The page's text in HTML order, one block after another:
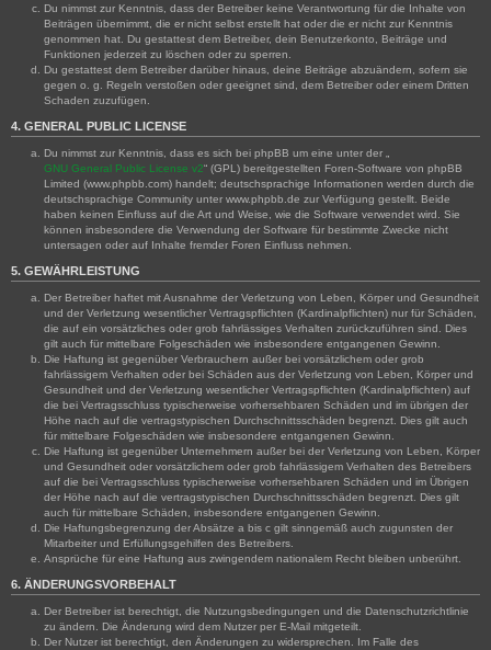
Du nimmst zur Kenntnis, dass der Betreiber keine Verantwortung für die Inhalte von
Beiträgen übernimmt, die er nicht selbst erstellt hat oder die er nicht zur Kenntnis
genommen hat. Du gestattest dem Betreiber, dein Benutzerkonto, Beiträge und
Funktionen jederzeit zu löschen oder zu sperren.
Du gestattest dem Betreiber darüber hinaus, deine Beiträge abzuändern, sofern sie
gegen o. g. Regeln verstoßen oder geeignet sind, dem Betreiber oder einem Dritten
Schaden zuzufügen.
4. GENERAL PUBLIC LICENSE
Du nimmst zur Kenntnis, dass es sich bei phpBB um eine unter der „
GNU General Public License v2“ (GPL) bereitgestellten Foren-Software von phpBB
Limited (www.phpbb.com) handelt; deutschsprachige Informationen werden durch die
deutschsprachige Community unter www.phpbb.de zur Verfügung gestellt. Beide
haben keinen Einfluss auf die Art und Weise, wie die Software verwendet wird. Sie
können insbesondere die Verwendung der Software für bestimmte Zwecke nicht
untersagen oder auf Inhalte fremder Foren Einfluss nehmen.
5. GEWÄHRLEISTUNG
Der Betreiber haftet mit Ausnahme der Verletzung von Leben, Körper und Gesundheit
und der Verletzung wesentlicher Vertragspflichten (Kardinalpflichten) nur für Schäden,
die auf ein vorsätzliches oder grob fahrlässiges Verhalten zurückzuführen sind. Dies
gilt auch für mittelbare Folgeschäden wie insbesondere entgangenen Gewinn.
Die Haftung ist gegenüber Verbrauchern außer bei vorsätzlichem oder grob
fahrlässigem Verhalten oder bei Schäden aus der Verletzung von Leben, Körper und
Gesundheit und der Verletzung wesentlicher Vertragspflichten (Kardinalpflichten) auf
die bei Vertragsschluss typischerweise vorhersehbaren Schäden und im übrigen der
Höhe nach auf die vertragstypischen Durchschnittsschäden begrenzt. Dies gilt auch
für mittelbare Folgeschäden wie insbesondere entgangenen Gewinn.
Die Haftung ist gegenüber Unternehmern außer bei der Verletzung von Leben, Körper
und Gesundheit oder vorsätzlichem oder grob fahrlässigem Verhalten des Betreibers
auf die bei Vertragsschluss typischerweise vorhersehbaren Schäden und im Übrigen
der Höhe nach auf die vertragstypischen Durchschnittsschäden begrenzt. Dies gilt
auch für mittelbare Schäden, insbesondere entgangenen Gewinn.
Die Haftungsbegrenzung der Absätze a bis c gilt sinngemäß auch zugunsten der
Mitarbeiter und Erfüllungsgehilfen des Betreibers.
Ansprüche für eine Haftung aus zwingendem nationalem Recht bleiben unberührt.
6. ÄNDERUNGSVORBEHALT
Der Betreiber ist berechtigt, die Nutzungsbedingungen und die Datenschutzrichtlinie
zu ändern. Die Änderung wird dem Nutzer per E-Mail mitgeteilt.
Der Nutzer ist berechtigt, den Änderungen zu widersprechen. Im Falle des